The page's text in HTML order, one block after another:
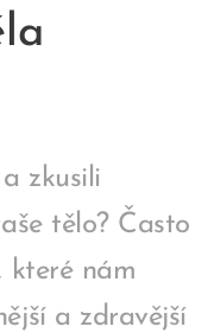
zkusili
tělo? Často
které nám
a zdravější